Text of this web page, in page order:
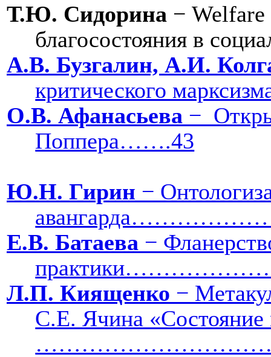
Т.Ю. Сидорина − Welfare
благосостояния
А.В. Бузгалин, А.И.
критического
О.В. Афанасьева −
Поппера…….43
Ю.Н. Гирин −
Е.В. Батаева −
Л.П. Киященко −
С.Е. Ячина «Состояние